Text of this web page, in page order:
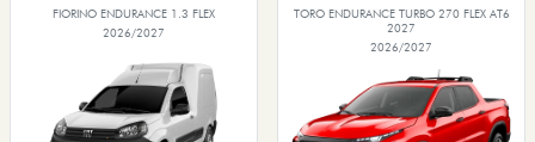
FIORINO ENDURANCE 1.3 FLEX
2026/2027
TORO ENDURANCE TURBO 270 FLEX AT6
2027
2026/2027